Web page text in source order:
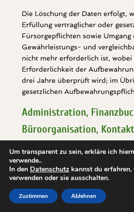
Die Löschung der Daten erfolgt,
Erfüllung vertraglicher oder
Fürsorgepflichten sowie Umgang
Gewährleistungs- und
nicht mehr erforderlich ist, wobei
Erforderlichkeit der
drei Jahre überprüft wird; im
gesetzlichen
Administration,
Büroorganisation,
Wir verarbeiten Daten im
Verwaltungsaufgaben sowie
Betriebs, Finanzbuchhaltung
gesetzlichen Pflichten, wie z.B.
Hierbei verarbeiten wir dieselben
Rahmen der Erbringung unserer
Um transparent zu sein, erkläre ich
verwende..
In den Datenschutz kannst du
verwenden oder sie ausschalten.
Zustimmen Ablehnen